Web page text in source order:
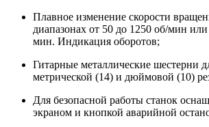
Плавное изменение скорости
диапазонах от 50 до 1250 об/мин
мин. Индикация оборотов;
Гитарные металлические шестерни
метрической (14) и дюймовой (10)
Для безопасной работы станок
экраном и кнопкой аварийной